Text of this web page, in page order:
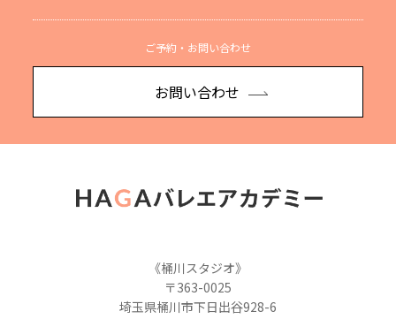
ご予約・お問い合わせ
お問い合わせ
《桶川スタジオ》
〒363-0025
埼玉県桶川市下日出谷928-6